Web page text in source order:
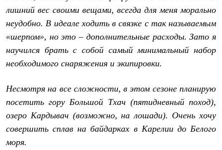
лишний вес своими вещами, всегда для меня морально
неудобно. В идеале ходить в связке с так называемым
«шерпом», но это – дополнительные расходы. Зато я
научился брать с собой самый минимальный набор
необходимого снаряжения и экипировки.
Несмотря на все сложности, в этом сезоне планирую
посетить гору Большой Тхач (пятидневный поход),
озеро Кардывач (возможно, на лошади). Очень хочу
совершить сплав на байдарках в Карелии до Белого
моря.